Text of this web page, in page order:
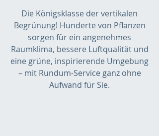
Die Königsklasse der vertikalen
Begrünung! Hunderte von Pflanzen
sorgen für ein angenehmes
Raumklima, bessere Luftqualität und
eine grüne, inspirierende Umgebung
– mit Rundum-Service ganz ohne
Aufwand für Sie.